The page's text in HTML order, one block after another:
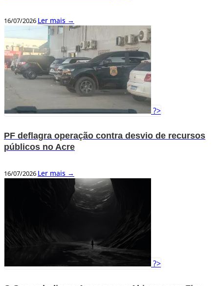
16/07/2026 Ler mais →
?>
PF deflagra operação contra desvio de recursos
públicos no Acre
16/07/2026 Ler mais →
?>